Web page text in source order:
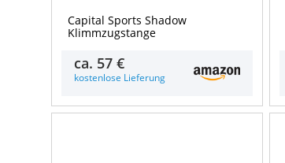
Capital Sports Shadow
Klimmzugstange
ca. 57 €
kostenlose Lieferung